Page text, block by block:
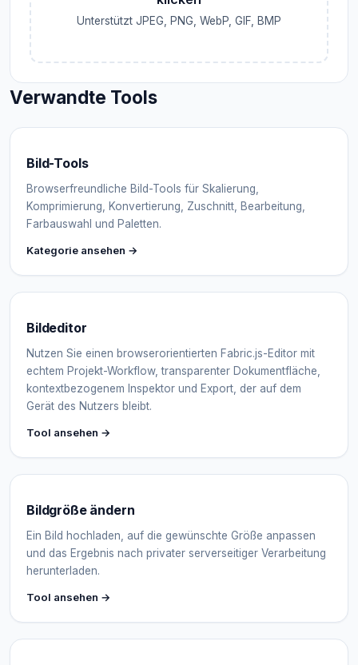
Unterstützt JPEG, PNG, WebP, GIF, BMP
Verwandte Tools
Bild-Tools
Browserfreundliche Bild-Tools für Skalierung,
Komprimierung, Konvertierung, Zuschnitt, Bearbeitung,
Farbauswahl und Paletten.
Kategorie ansehen →
Bildeditor
Nutzen Sie einen browserorientierten Fabric.js-Editor mit
echtem Projekt-Workflow, transparenter Dokumentfläche,
kontextbezogenem Inspektor und Export, der auf dem
Gerät des Nutzers bleibt.
Tool ansehen →
Bildgröße ändern
Ein Bild hochladen, auf die gewünschte Größe anpassen
und das Ergebnis nach privater serverseitiger Verarbeitung
herunterladen.
Tool ansehen →